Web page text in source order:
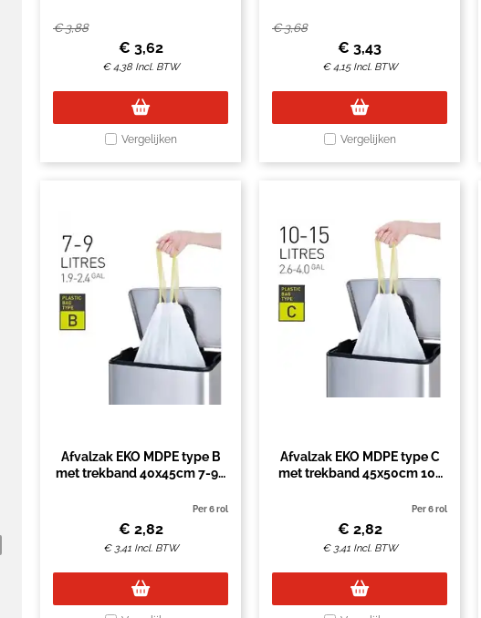
€3,88
€ 3,62
€4,38 Incl. BTW
Vergelijken
€3,68
€ 3,43
€4,15 Incl. BTW
Vergelijken
Afvalzak EKO MDPE type B
met trekband 40x45cm 7-9L
Per 6 rol
€ 2,82
€ 3,41 Incl. BTW
Afvalzak EKO MDPE type C
met trekband 45x50cm 10-
Per 6 rol
€ 2,82
€ 3,41 Incl. BTW